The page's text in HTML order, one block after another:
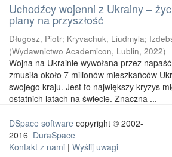
Uchodźcy wojenni z Ukrainy –
plany na przyszłość
Długosz, Piotr; Kryvachuk, Liudmyla;
(Wydawnictwo Academicon, Lublin, 2022)
Wojna na Ukrainie wywołana przez
zmusiła około 7 milionów mieszkańców
swojego kraju. Jest to największy kryzys
ostatnich latach na świecie. Znaczna ...
DSpace software copyright © 2002-
2016 DuraSpace
Kontakt z nami | Wyślij uwagi